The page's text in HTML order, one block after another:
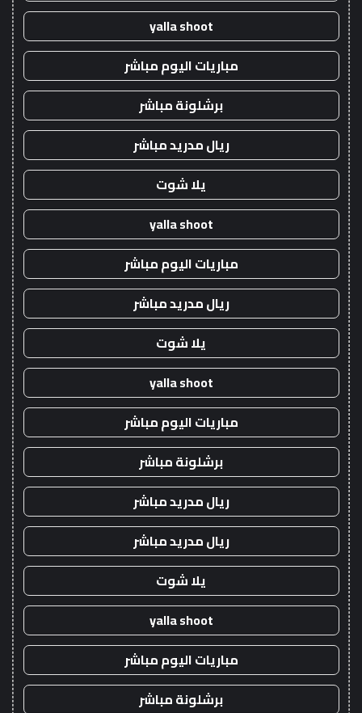
yalla shoot
مباريات اليوم مباشر
برشلونة مباشر
ريال مدريد مباشر
يلا شوت
yalla shoot
مباريات اليوم مباشر
ريال مدريد مباشر
يلا شوت
yalla shoot
مباريات اليوم مباشر
برشلونة مباشر
ريال مدريد مباشر
ريال مدريد مباشر
يلا شوت
yalla shoot
مباريات اليوم مباشر
برشلونة مباشر